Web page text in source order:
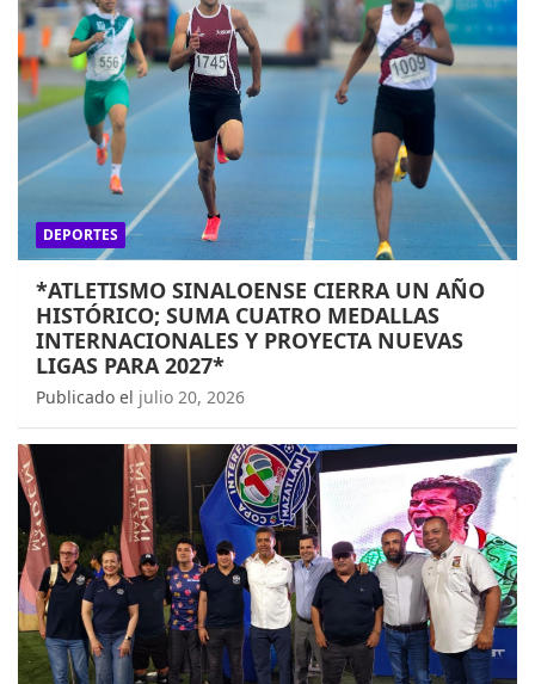
DEPORTES
*ATLETISMO SINALOENSE CIERRA UN AÑO
HISTÓRICO; SUMA CUATRO MEDALLAS
INTERNACIONALES Y PROYECTA NUEVAS
LIGAS PARA 2027*
Publicado el julio 20, 2026